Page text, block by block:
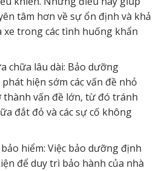
tâm hơn về sự ổn định và khả
xe trong các tình huống khẩn
chữa lâu dài: Bảo dưỡng
hiện sớm các vấn đề nhỏ
vấn đề lớn, từ đó tránh
đắt đỏ và các sự cố không
hiểm: Việc bảo dưỡng định
để duy trì bảo hành của nhà